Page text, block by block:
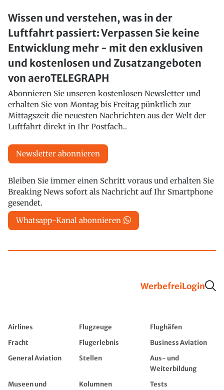
Wissen und verstehen, was in der
Luftfahrt passiert: Verpassen Sie keine
Entwicklung mehr - mit den exklusiven
und kostenlosen und Zusatzangeboten
von aeroTELEGRAPH
Abonnieren Sie unseren kostenlosen Newsletter und
erhalten Sie von Montag bis Freitag pünktlich zur
Mittagszeit die neuesten Nachrichten aus der Welt der
Luftfahrt direkt in Ihr Postfach..
Newsletter abonnieren
Bleiben Sie immer einen Schritt voraus und erhalten Sie
Breaking News sofort als Nachricht auf Ihr Smartphone
gesendet.
Whatsapp-Kanal abonnieren
WerbefreiLogin
Airlines Flugzeuge
Flughäfen
Fracht
Flugerlebnis
Business Aviation
General Aviation
Stellen
Aus- und
Weiterbildung
Museen und
Kolumnen Tests